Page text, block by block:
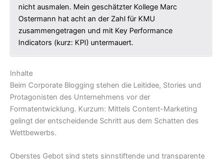
nicht ausmalen. Mein geschätzter Kollege Marc
Ostermann hat acht an der Zahl für KMU
zusammengetragen und mit Key Performance
Indicators (kurz: KPI) untermauert.
Inhalte
Beim Corporate Blogging stehen die Leitidee, Stories und
Protagonisten des Unternehmens vor der
Formatentwicklung. Kurzum: Mittels Content-Marketing
gelingt der entscheidende Schritt aus dem Schatten des
Wettbewerbs.
Oberstes Gebot sind stets sinnstiftende und transparente